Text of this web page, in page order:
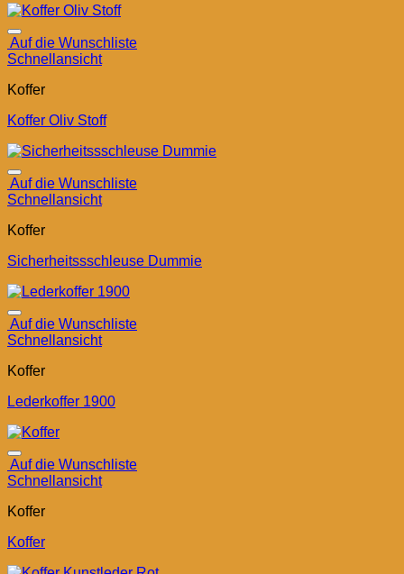
Auf die Wunschliste
Schnellansicht
Koffer
Koffer Oliv Stoff
Auf die Wunschliste
Schnellansicht
Koffer
Sicherheitssschleuse Dummie
Auf die Wunschliste
Schnellansicht
Koffer
Lederkoffer 1900
Auf die Wunschliste
Schnellansicht
Koffer
Koffer